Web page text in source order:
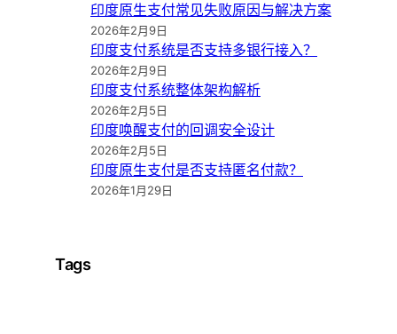
印度原生支付常见失败原因与解决方案
2026年2月9日
印度支付系统是否支持多银行接入？
2026年2月9日
印度支付系统整体架构解析
2026年2月5日
印度唤醒支付的回调安全设计
2026年2月5日
印度原生支付是否支持匿名付款？
2026年1月29日
Tags